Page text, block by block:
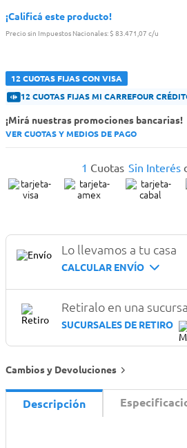
¡Calificá este producto!
Precio sin Impuestos Nacionales:$ 83.471,07 c/u
12 CUOTAS FIJAS CON VISA
12 CUOTAS FIJAS MI CARREFOUR
¡Mirá nuestras promociones bancarias!
VER CUOTAS Y MEDIOS DE PAGO
1 Cuotas Sin Interés
Lo llevamos a tu casa
CALCULAR ENVÍO
Retiralo en una
SUCURSALES DE RETIRO
Cambios y Devoluciones
Descripción